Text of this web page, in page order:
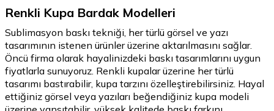
Renkli Kupa Bardak Modelleri
Sublimasyon baskı tekniği, her türlü görsel ve yazı
tasarımının istenen ürünler üzerine aktarılmasını sağlar.
Öncü firma olarak hayalinizdeki baskı tasarımlarını uygun
fiyatlarla sunuyoruz. Renkli kupalar üzerine her türlü
tasarımı bastırabilir, kupa tarzını özelleştirebilirsiniz. Hayal
ettiğiniz görsel veya yazıları beğendiğiniz kupa modeli